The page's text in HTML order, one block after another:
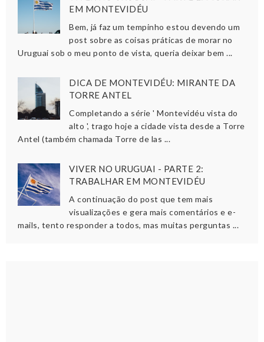
EM MONTEVIDÉU
Bem, já faz um tempinho estou devendo um
post sobre as coisas práticas de morar no
Uruguai sob o meu ponto de vista, queria deixar bem ...
DICA DE MONTEVIDÉU: MIRANTE DA
TORRE ANTEL
Completando a série ' Montevidéu vista do
alto ', trago hoje a cidade vista desde a Torre
Antel (também chamada Torre de las ...
VIVER NO URUGUAI - PARTE 2:
TRABALHAR EM MONTEVIDÉU
A continuação do post que tem mais
visualizações e gera mais comentários e e-
mails, tento responder a todos, mas muitas perguntas ...